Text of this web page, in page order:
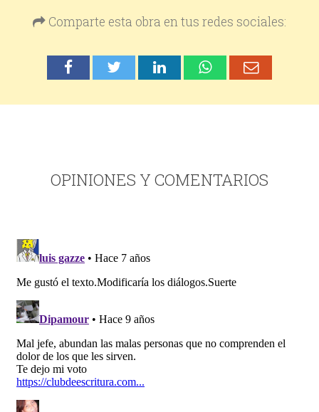
Comparte esta obra en tus redes sociales:
OPINIONES Y COMENTARIOS